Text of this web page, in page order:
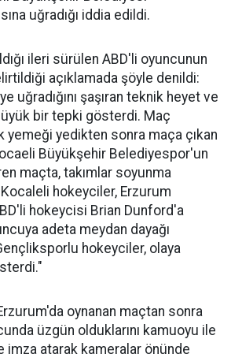
uğradığı iddia edildi.
ileri sürülen ABD'li oyuncunun
açıklamada şöyle denildi:
uğradığını şaşıran teknik heyet ve
bir tepki gösterdi. Maç
yedikten sonra maça çıkan
Büyükşehir Belediyespor'un
maçta, takımlar soyunma
hokeyciler, Erzurum
hokeycisi Brian Dunford'a
adeta meydan dayağı
hokeyciler, olaya
oynanan maçtan sonra
üzgün olduklarını kamuoyu ile
imza atarak kameralar önünde